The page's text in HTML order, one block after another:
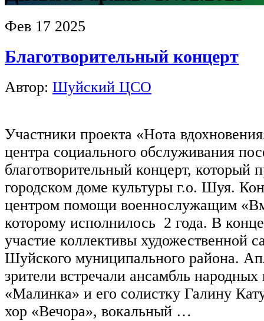
Фев 17 2025
Благотворительный концерт
Автор: Шуйский ЦСО
Участники проекта «Нота
центра социального обслуживания
благотворительный концерт, который
городском доме культуры г.о. Шуя.
центром помощи военнослужащим
которому исполнилось 2 года. В
участие коллективы художественной
Шуйского муниципального района.
зрители встречали ансамбль народных
«Малинка» и его солистку Галину
хор «Вечора», вокальный …